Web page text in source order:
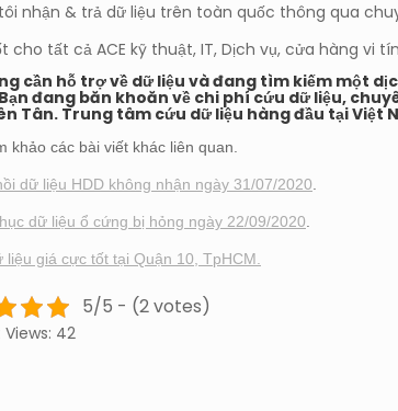
nhận & trả dữ liệu trên toàn quốc thông qua
cho tất cả ACE kỹ thuật, IT, Dịch vụ, cửa hàng vi
cần hỗ trợ về dữ liệu và đang tìm kiếm một
đang băn khoăn về chi phí cứu dữ liệu,
Tân. Trung tâm cứu dữ liệu hàng đầu tại Việt
khảo các bài viết khác liên quan.
dữ liệu HDD không nhận ngày 31/07/2020.
dữ liệu ổ cứng bị hỏng ngày 22/09/2020.
liệu giá cực tốt tại Quận 10, TpHCM.
5/5 - (2 votes)
42